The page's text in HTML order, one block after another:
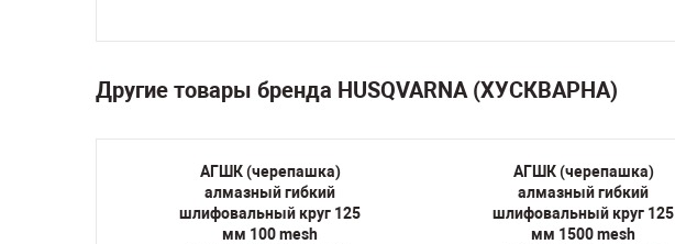
Другие товары бренда HUSQVARNA (ХУСКВАРНА)
АГШК (черепашка)
алмазный гибкий
шлифовальный круг 125
мм 100 mesh
АГШК (черепашка)
алмазный гибкий
шлифовальный круг 125
мм 1500 mesh